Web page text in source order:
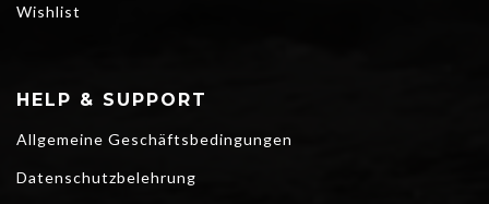
Wishlist
HELP & SUPPORT
Allgemeine Geschäftsbedingungen
Datenschutzbelehrung